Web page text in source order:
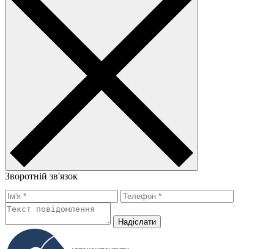
Зворотній зв'язок
Надiслати